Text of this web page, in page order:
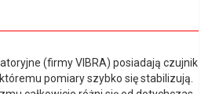
(firmy VIBRA) posiadają czujnik
pomiary szybko się stabilizują.